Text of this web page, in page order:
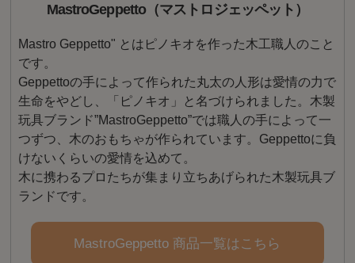
MastroGeppetto（マストロジェッペット）
Mastro Geppetto" とはピノキオを作った木工職人のこと
です。
Geppettoの手によって作られた丸太の人形は愛情の力で
生命をやどし、「ピノキオ」と名づけられました。木製
玩具ブランド”MastroGeppetto”では職人の手によって一
つずつ、木のおもちゃが作られています。Geppettoに負
けないくらいの愛情を込めて。
木に携わるプロたちが集まり立ちあげられた木製玩具ブ
ランドです。
MastroGeppetto 商品一覧はこちら